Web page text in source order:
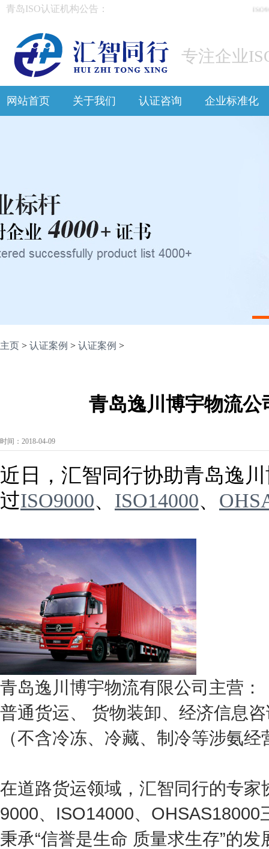
青岛ISO认证机构公告：
专注企业
网站首页 关于我们 认证咨询 企业标准化
1
主页 > 认证案例 > 认证案例 >
青岛逸川博宇物流
时间：2018-04-09
近日，汇智同行协助青岛逸
过ISO9000、 ISO14000、
青岛逸川博宇物流有限公司主营：
普通货运、 货物装卸、经济信息
（不含冷冻、冷藏、制冷等涉氨
在道路货运领域，汇智同行的专
9000、ISO14000、
秉承“信誉是生命 质量求生存”的